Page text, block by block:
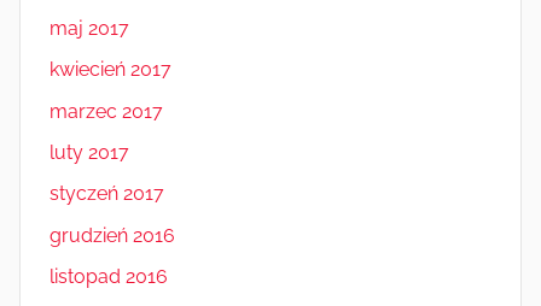
maj 2017
kwiecień 2017
marzec 2017
luty 2017
styczeń 2017
grudzień 2016
listopad 2016